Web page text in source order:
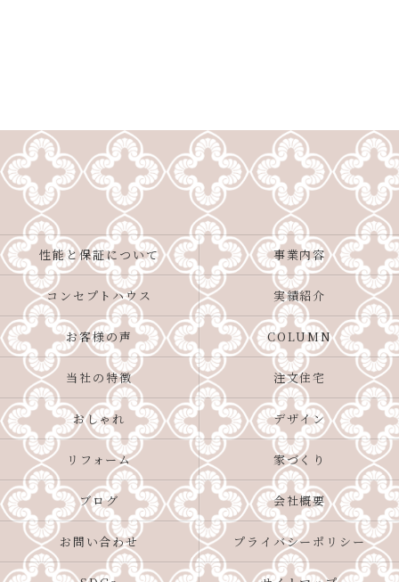
性能と保証について 事業内容
コンセプトハウス 実績紹介
お客様の声 COLUMN
当社の特徴 注文住宅
おしゃれ デザイン
リフォーム 家づくり
ブログ 会社概要
お問い合わせ プライバシーポリシー